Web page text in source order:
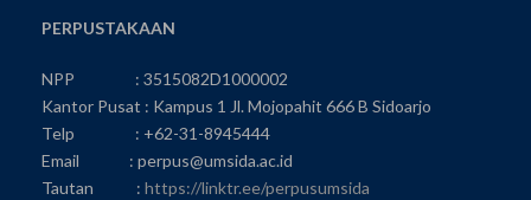
PERPUSTAKAAN
NPP : 3515082D1000002
Kantor Pusat : Kampus 1 Jl. Mojopahit 666 B Sidoarjo
Telp : +62-31-8945444
Email : perpus@umsida.ac.id
Tautan : https://linktr.ee/perpusumsida